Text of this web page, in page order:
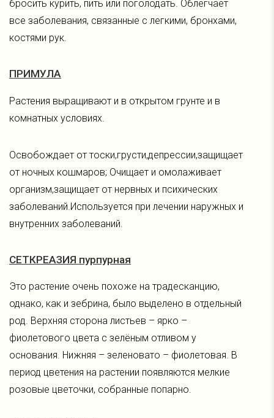
бросить курить, пить или поголодать. Облегчает
все заболевания, связанные с легкими, бронхами,
костями рук.
ПРИМУЛА
Растения выращивают и в открытом грунте и в
комнатных условиях.
Освобождает от тоски,грусти,депрессии,защищает
от ночных кошмаров; Очищает и омолаживает
организм,защищает от нервных и психических
заболеваний.Используется при лечении наружных и
внутренних заболеваний.
СЕТКРЕАЗИЯ пурпурная
Это растение очень похоже на традесканцию,
однако, как и зебрина, было выделено в отдельный
род. Верхняя сторона листьев – ярко –
фиолетового цвета с зелёным отливом у
основания. Нижняя – зеленовато – фиолетовая. В
период цветения на растении появляются мелкие
розовые цветочки, собранные попарно.